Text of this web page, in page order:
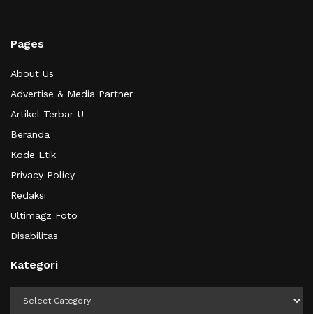
Pages
About Us
Advertise & Media Partner
Artikel Terbar-U
Beranda
Kode Etik
Privacy Policy
Redaksi
Ultimagz Foto
Disabilitas
Kategori